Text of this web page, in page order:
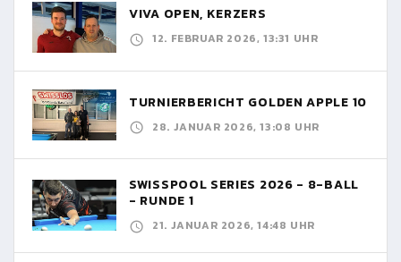
VIVA OPEN, KERZERS
12. FEBRUAR 2026, 13:31 UHR
TURNIERBERICHT GOLDEN APPLE 10
28. JANUAR 2026, 13:08 UHR
SWISSPOOL SERIES 2026 - 8-BALL
- RUNDE 1
21. JANUAR 2026, 14:48 UHR